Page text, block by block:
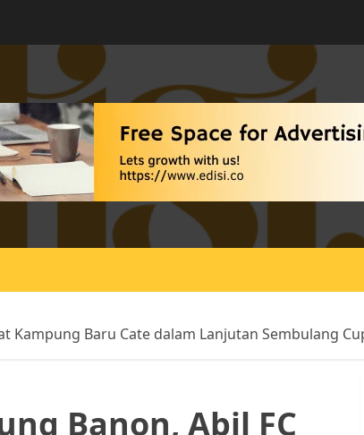
Kampung Baru Cate dalam Lanjutan Sembulang
Banon, Abil FC